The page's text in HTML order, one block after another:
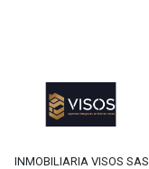
INMOBILIARIA VISOS SAS